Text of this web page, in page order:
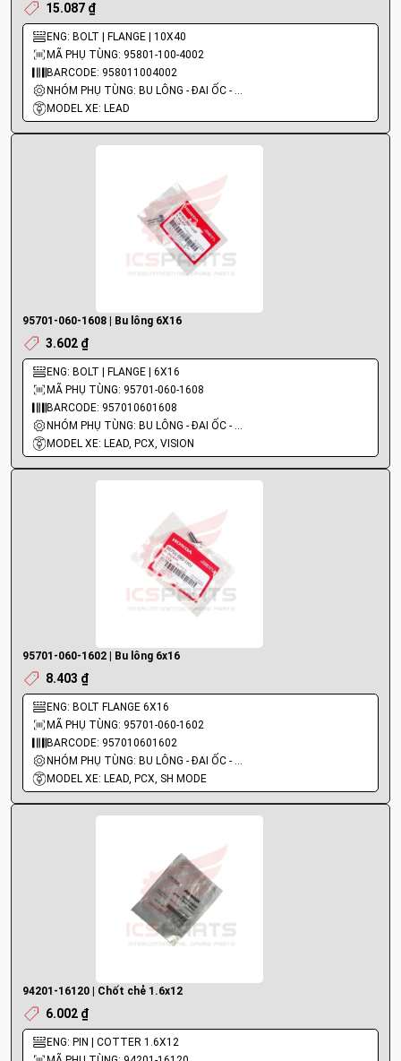
15.087 ₫
ENG: BOLT | FLANGE | 10X40
MÃ PHỤ TÙNG: 95801-100-4002
BARCODE: 958011004002
NHÓM PHỤ TÙNG: BU LÔNG - ĐAI ỐC - VÍT
MODEL XE: LEAD
95701-060-1608 | Bu lông 6X16
3.602 ₫
ENG: BOLT | FLANGE | 6X16
MÃ PHỤ TÙNG: 95701-060-1608
BARCODE: 957010601608
NHÓM PHỤ TÙNG: BU LÔNG - ĐAI ỐC - VÍT
MODEL XE: LEAD, PCX, VISION
95701-060-1602 | Bu lông 6x16
8.403 ₫
ENG: BOLT FLANGE 6X16
MÃ PHỤ TÙNG: 95701-060-1602
BARCODE: 957010601602
NHÓM PHỤ TÙNG: BU LÔNG - ĐAI ỐC - VÍT
MODEL XE: LEAD, PCX, SH MODE
94201-16120 | Chốt chẻ 1.6x12
6.002 ₫
ENG: PIN | COTTER 1.6X12